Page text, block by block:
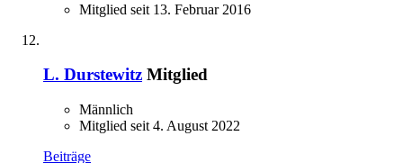
Mitglied seit 13. Februar 2016
L. Durstewitz Mitglied
Männlich
Mitglied seit 4. August 2022
Beiträge